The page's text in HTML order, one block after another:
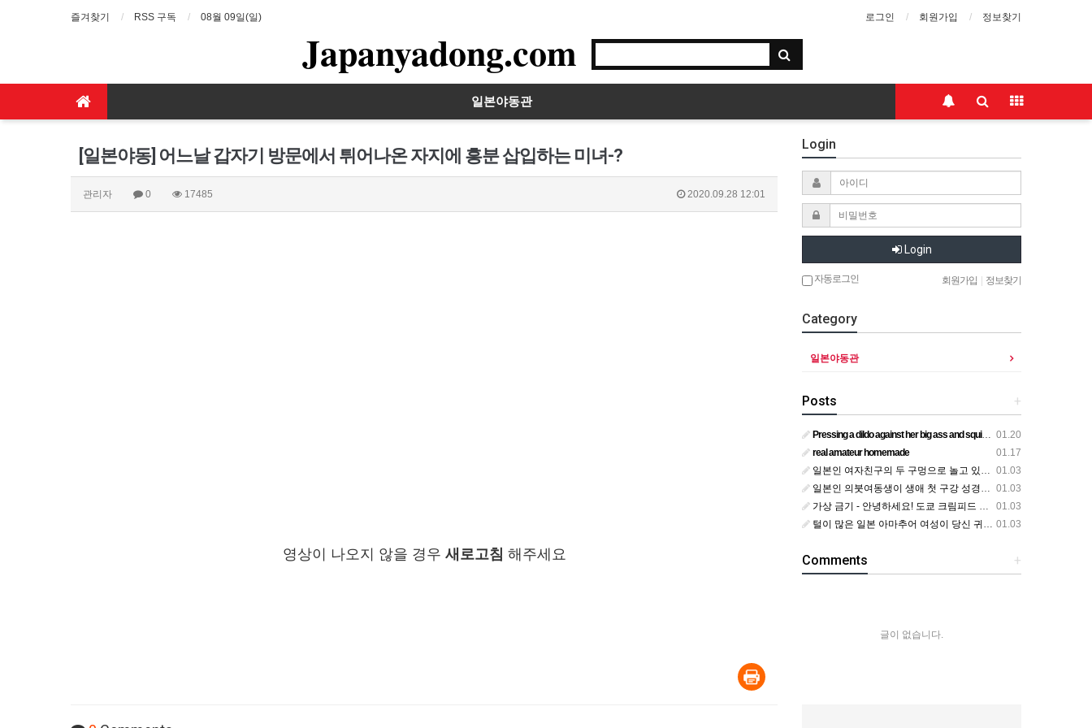
즐겨찾기 RSS 구독 08월 09일(일) 로그인 회원가입 정보찾기
Japanyadong.com
일본야동관
[일본야동] 어느날 갑자기 방문에서 튀어나온 자지에 흥분 삽입하는 미녀-?
관리자 0 17485 2020.09.28 12:01
영상이 나오지 않을 경우 새로고침 해주세요
Login
Login
자동로그인 회원가입 정보찾기
Category
일본야동관
+
Posts
01.20
Pressing a dildo against her big ass and squirting from below
01.17
real amateur homemade
01.03
일본인 여자친구의 두 구멍으로 놀고 있어요
01.03
일본인 의붓여동생이 생애 첫 구강 성경험을 공개하다
01.03
가상 금기 - 안녕하세요! 도쿄 크림피드 시엘에서
01.03
털이 많은 일본 아마추어 여성이 당신 귀에 대고 신음하며 자위합니다. 그녀가 오르가즘에 도달하는 모습을 보세요?
+
Comments
글이 없습니다.